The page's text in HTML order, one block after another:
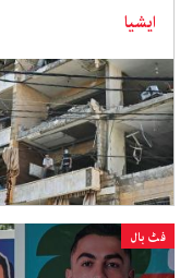
ایشیا
فٹ بال